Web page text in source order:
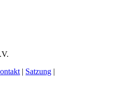
| Satzung |